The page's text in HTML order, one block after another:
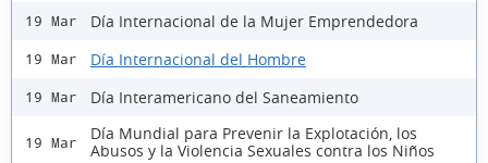
19 Mar Día Internacional de la Mujer Emprendedora
19 Mar Día Internacional del Hombre
19 Mar Día Interamericano del Saneamiento
19 Mar
Día Mundial para Prevenir la Explotación, los
Abusos y la Violencia Sexuales contra los Niños